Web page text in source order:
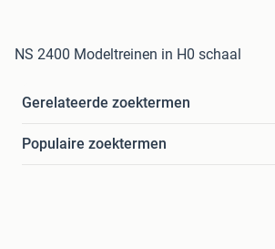
NS 2400 Modeltreinen in H0 schaal
Gerelateerde zoektermen
Populaire zoektermen